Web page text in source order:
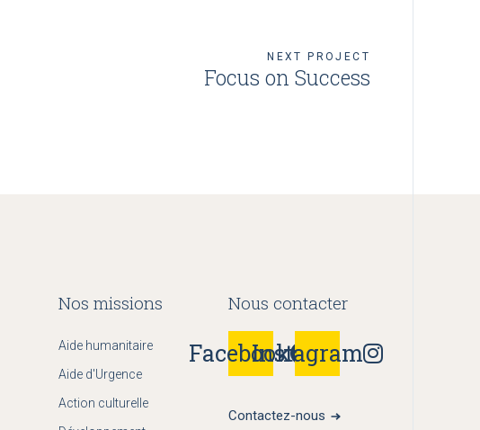
NEXT PROJECT
Focus on Success
Nos missions
Aide humanitaire
Aide d'Urgence
Action culturelle
Nous contacter
FacebookInstagram
Contactez-nous